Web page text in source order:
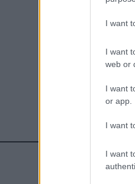
I want
I want
web or
I want
or app.
I want
I want